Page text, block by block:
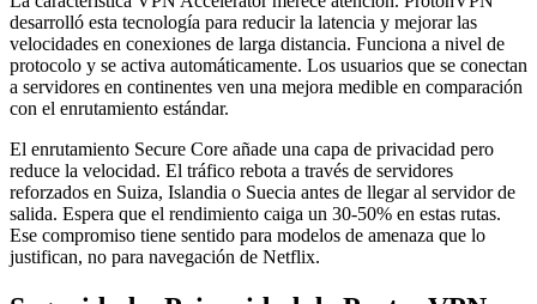
desarrolló esta tecnología para reducir la latencia y mejorar las
velocidades en conexiones de larga distancia. Funciona a nivel de
protocolo y se activa automáticamente. Los usuarios que se conectan
a servidores en continentes ven una mejora medible en comparación
con el enrutamiento estándar.
El enrutamiento Secure Core añade una capa de privacidad pero
reduce la velocidad. El tráfico rebota a través de servidores
reforzados en Suiza, Islandia o Suecia antes de llegar al servidor de
salida. Espera que el rendimiento caiga un 30-50% en estas rutas.
Ese compromiso tiene sentido para modelos de amenaza que lo
justifican, no para navegación de Netflix.